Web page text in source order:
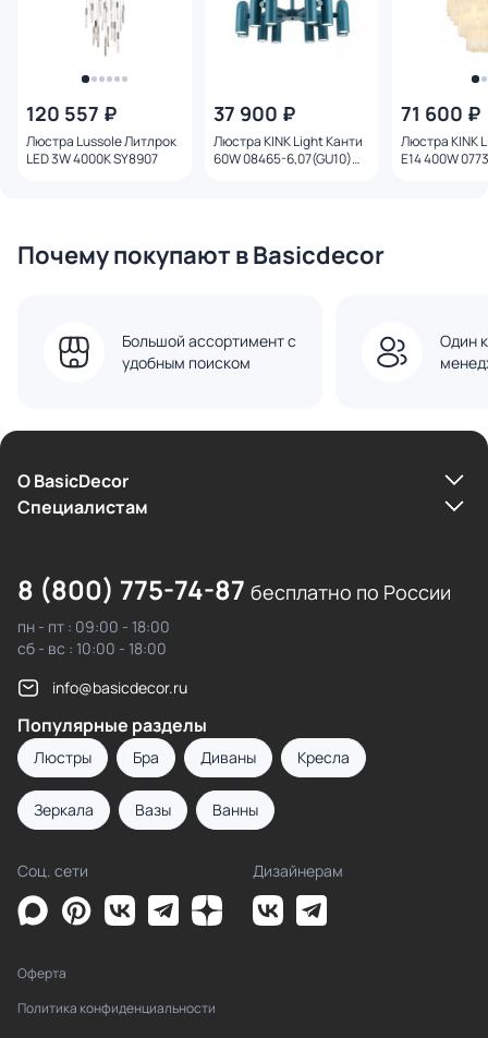
120 557 ₽
Люстра Lussole Литлрок
LED 3W 4000K SY8907
37 900 ₽
Люстра KINK Light Канти
60W 08465-6,07(GU10)
71 600 ₽
Люстра KINK
Е14 400W
Почему покупают в Basicdecor
Большой ассортимент с
удобным поиском
Один
О BasicDecor
Cпециалистам
8 (800) 775-74-87 бесплатно по России
пн - пт : 09:00 - 18:00
сб - вс : 10:00 - 18:00
info@basicdecor.ru
Популярные разделы
Люстры Бра Диваны Кресла
Зеркала Вазы Ванны
Соц. сети Дизайнерам
Оферта
Политика конфиденциальности